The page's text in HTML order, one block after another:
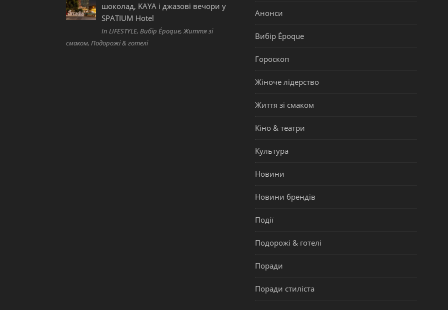
шоколад, KAYA і джазові вечори у
SPATIUM Hotel
In LIFESTYLE, Вибір Époque, Життя зі
смаком, Подорожі & готелі
Анонси
Вибір Époque
Гороскоп
Жіноче лідерство
Життя зі смаком
Кіно & театри
Культура
Новини
Новини брендів
Події
Подорожі & готелі
Поради
Поради стиліста